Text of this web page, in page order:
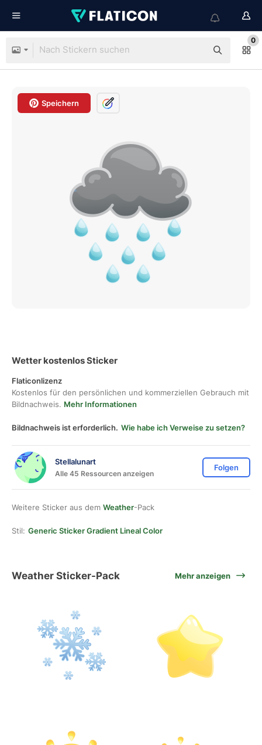
0
Speichern
Wetter kostenlos Sticker
Flaticonlizenz
Kostenlos für den persönlichen und kommerziellen Gebrauch mit
Bildnachweis. Mehr Informationen
Bildnachweis ist erforderlich. Wie habe ich Verweise zu setzen?
Stellalunart
Alle 45 Ressourcen anzeigen
Folgen
Weitere Sticker aus dem Weather-Pack
Stil: Generic Sticker Gradient Lineal Color
Weather Sticker-Pack Mehr anzeigen